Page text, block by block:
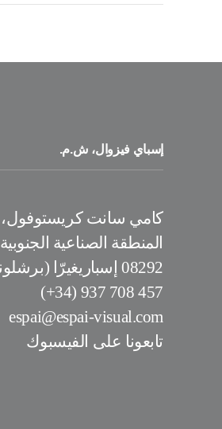
إسباي فيزوال، ش.م.
كامي سانت كريستوفول، 2. جناح H
المنطقة الصناعية الجنوبية
08292 إسباريغيرّا (برشلونة)
457 708 937 (34+)
espai@espai-visual.com
تابعونا على الفيسبوك